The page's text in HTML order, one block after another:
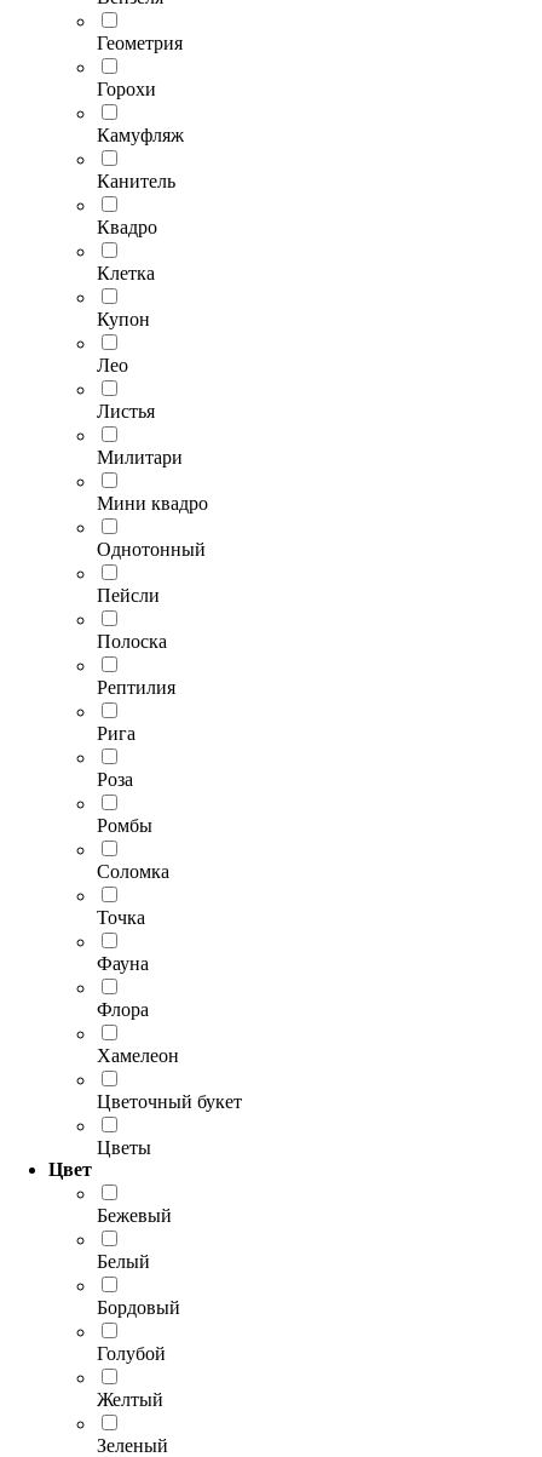
Геометрия
Горохи
Камуфляж
Канитель
Квадро
Клетка
Купон
Лео
Листья
Милитари
Мини квадро
Однотонный
Пейсли
Полоска
Рептилия
Рига
Роза
Ромбы
Соломка
Точка
Фауна
Флора
Хамелеон
Цветочный букет
Цветы
Цвет
Бежевый
Белый
Бордовый
Голубой
Желтый
Зеленый